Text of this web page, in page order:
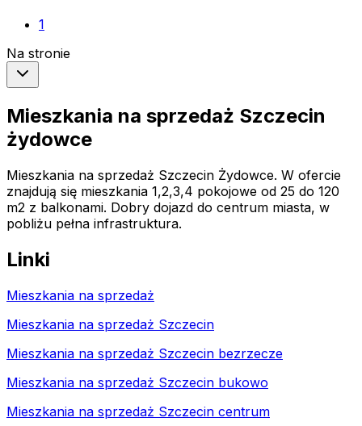
1
Na stronie
Mieszkania na sprzedaż Szczecin
żydowce
Mieszkania na sprzedaż Szczecin Żydowce. W ofercie
znajdują się mieszkania 1,2,3,4 pokojowe od 25 do 120
m2 z balkonami. Dobry dojazd do centrum miasta, w
pobliżu pełna infrastruktura.
Linki
Mieszkania na sprzedaż
Mieszkania na sprzedaż Szczecin
Mieszkania na sprzedaż Szczecin bezrzecze
Mieszkania na sprzedaż Szczecin bukowo
Mieszkania na sprzedaż Szczecin centrum